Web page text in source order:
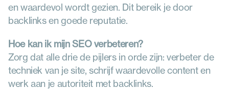
en waardevol wordt gezien. Dit bereik je door
backlinks en goede reputatie.
Hoe kan ik mijn SEO verbeteren?
Zorg dat alle drie de pijlers in orde zijn: verbeter de
techniek van je site, schrijf waardevolle content en
werk aan je autoriteit met backlinks.